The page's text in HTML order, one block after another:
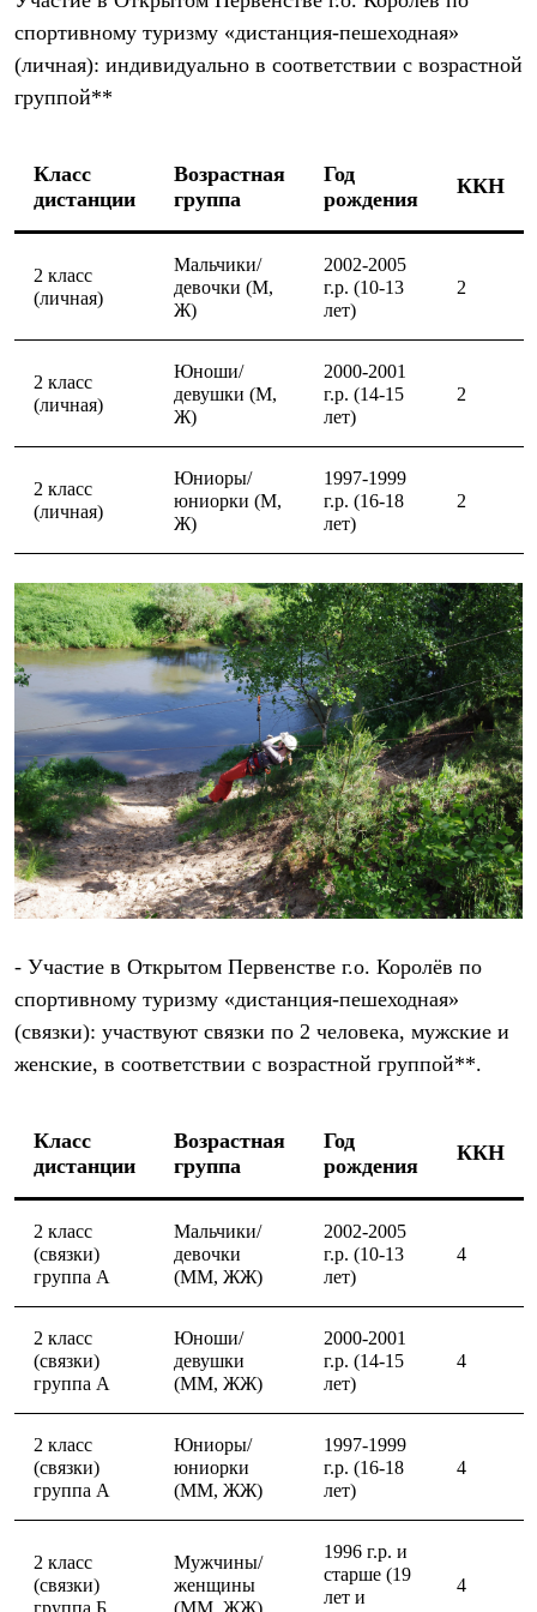
С синтетическим утеплителем
Аксессуары для спальников
Сумки и баулы
Баулы
Кошельки
Полезные аксессуары
Книги
Обувь
Женская обувь
Сапоги
Ботинки
Кроссовки
Гамаши и бахилы
Бахилы
Тапочки и чуни
Уход за обувью
Аксессуары
Головные уборы
Шапки
Балаклавы и маски
Кепки и бейсболки
Повязки
Шарфы
Панамы
Перчатки и рукавицы
Перчатки
Рукавицы
Носки
Полезные аксессуары
Брелки
Опушки
Термоковрики
Уход за одеждой
В Арктику
Коллекции
TREK
BASK kids
CITY
BASK juno
ИДЁМ В ПОХОД
Дневник капитана
Каталог дилеров
Компания
Баск сегодня
История
Отцы основатели
Производство
Технологии
Команда Баск
Сотрудничество
Дилерам
Корпоративным клиентам
Услуги
спортивному туризму «дистанция-пешеходная»
(личная): индивидуально в соответствии с возрастной
группой**
Класс
дистанции
Возрастная
группа
Год
рождения
ККН
2 класс
(личная)
Мальчики/
девочки (М,
Ж)
2002-2005
г.р. (10-13
лет)
2
2 класс
(личная)
Юноши/
девушки (М,
Ж)
2000-2001
г.р. (14-15
лет)
2
2 класс
(личная)
Юниоры/
юниорки (М,
Ж)
1997-1999
г.р. (16-18
лет)
2
- Участие в Открытом Первенстве г.о. Королёв по
спортивному туризму «дистанция-пешеходная»
(связки): участвуют связки по 2 человека, мужские и
женские, в соответствии с возрастной группой**.
Класс
дистанции
Возрастная
группа
Год
рождения
ККН
2 класс
(связки)
группа А
Мальчики/
девочки
(ММ, ЖЖ)
2002-2005
г.р. (10-13
лет)
4
2 класс
(связки)
группа А
Юноши/
девушки
(ММ, ЖЖ)
2000-2001
г.р. (14-15
лет)
4
2 класс
(связки)
группа А
Юниоры/
юниорки
(ММ, ЖЖ)
1997-1999
г.р. (16-18
лет)
4
2 класс
(связки)
Мужчины/
женщины
1996 г.р. и
старше (19
лет и
4